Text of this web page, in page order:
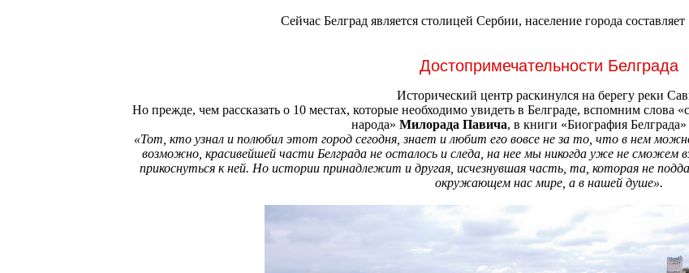
Сейчас Белград является столицей Сербии, население города
Достопримечательности Белграда
Исторический центр раскинулся на берегу реки
Но прежде, чем рассказать о 10 местах, которые необходимо увидеть в Белграде, вспомним слова
народа»Милорада Павича, в книги «Биография
«Тот, кто узнал и полюбил этот город сегодня, знает и любит его вовсе не за то, что в нем
возможно, красивейшей части Белграда не осталось и следа, на нее мы никогда уже не сможем
прикоснуться к ней. Но истории принадлежит и другая, исчезнувшая часть, та, которая не
окружающем нас мире, а в нашей душе».